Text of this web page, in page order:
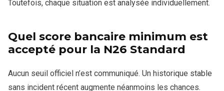
Toutefois, chaque situation est analysée individuellement.
Quel score bancaire minimum est
accepté pour la N26 Standard
Aucun seuil officiel n’est communiqué. Un historique stable
sans incident récent augmente néanmoins les chances.